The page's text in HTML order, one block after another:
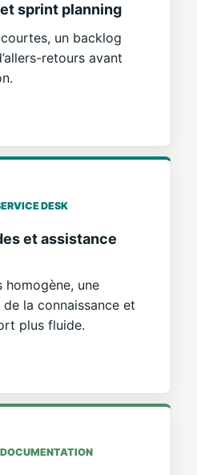
sprint planning
un backlog
retours avant
DESK
et assistance
homogène, une
la connaissance et
plus fluide.